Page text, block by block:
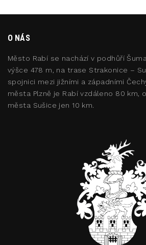
O NÁS
Město Rabí se nachází v podhůří
výšce 478 m, na trase Strakonice –
spojnici mezi jižními a západními
města Plzně je Rabí vzdáleno 80 km,
města Sušice jen 10 km.